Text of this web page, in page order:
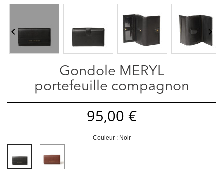
 
Gondole MERYL
portefeuille compagnon
95,00 €
Couleur : Noir